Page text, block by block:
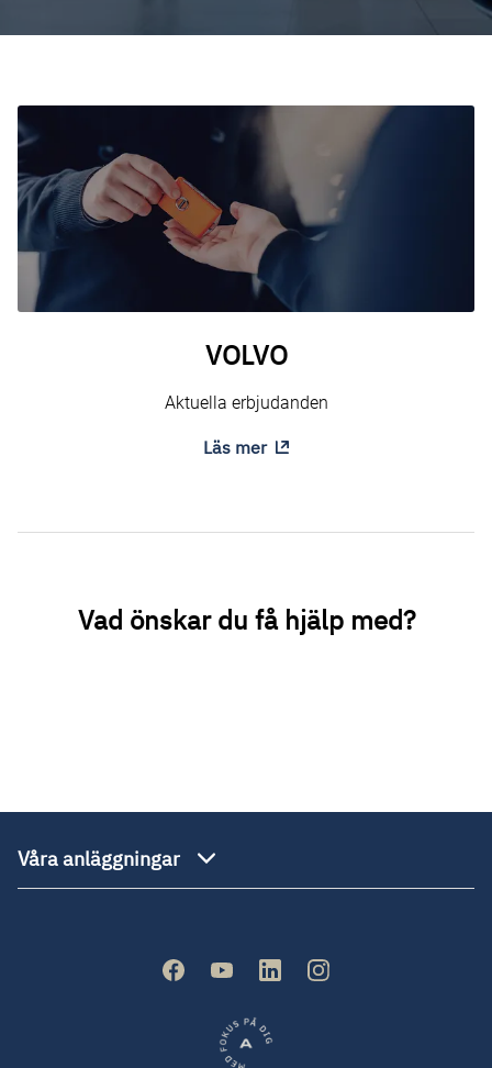
VOLVO
Aktuella erbjudanden
Läs mer
Vad önskar du få hjälp med?
Våra anläggningar